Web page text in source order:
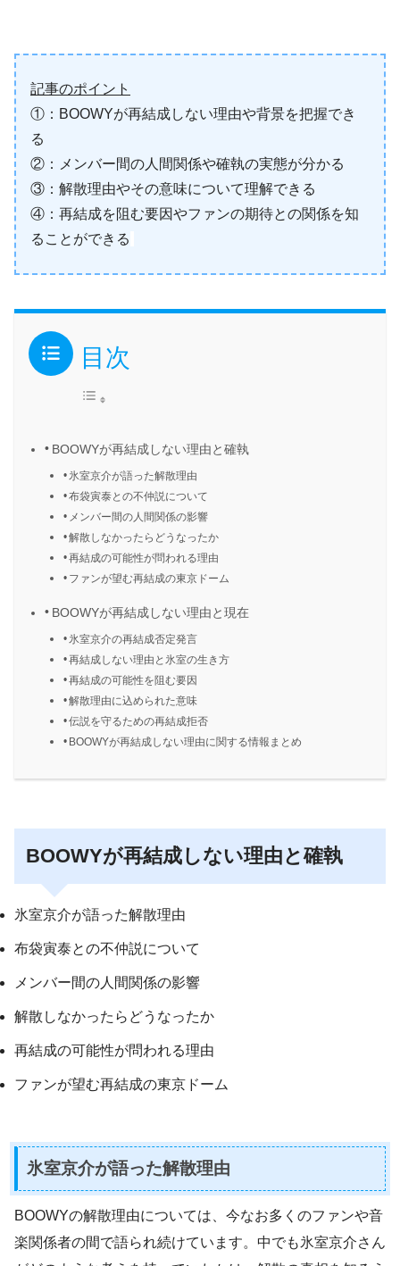
記事のポイント
①：BOOWYが再結成しない理由や背景を把握でき
る
②：メンバー間の人間関係や確執の実態が分かる
③：解散理由やその意味について理解できる
④：再結成を阻む要因やファンの期待との関係を知
ることができる
目次
BOOWYが再結成しない理由と確執
氷室京介が語った解散理由
布袋寅泰との不仲説について
メンバー間の人間関係の影響
解散しなかったらどうなったか
再結成の可能性が問われる理由
ファンが望む再結成の東京ドーム
BOOWYが再結成しない理由と現在
氷室京介の再結成否定発言
再結成しない理由と氷室の生き方
再結成の可能性を阻む要因
解散理由に込められた意味
伝説を守るための再結成拒否
BOOWYが再結成しない理由に関する情報まとめ
BOOWYが再結成しない理由と確執
氷室京介が語った解散理由
布袋寅泰との不仲説について
メンバー間の人間関係の影響
解散しなかったらどうなったか
再結成の可能性が問われる理由
ファンが望む再結成の東京ドーム
氷室京介が語った解散理由
BOOWYの解散理由については、今なお多くのファンや音
楽関係者の間で語られ続けています。中でも氷室京介さん